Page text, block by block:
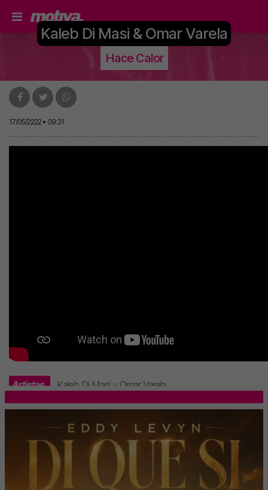
Kaleb Di Masi & Omar Varela
Hace Calor
17/05/2222 • 09:31
Artistas Kaleb Di Masi y Omar Varela